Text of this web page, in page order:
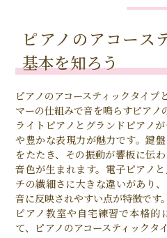
ピアノのアコース
基本を知ろう
ピアノのアコースティックタイプ
マーの仕組みで音を鳴らすピアノ
ライトピアノとグランドピアノ
や豊かな表現力が魅力です。鍵
をたたき、その振動が響板に伝
音色が生まれます。電子ピアノ
チの繊細さに大きな違いがあり
音に反映されやすい点が特徴です。
ピアノ教室や自宅練習で本格的
て、ピアノのアコースティックタ